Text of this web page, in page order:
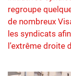
regroupe
de nombreux
les syndicats
l’extrême droite